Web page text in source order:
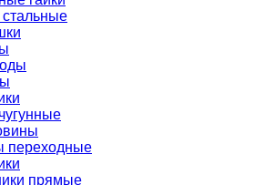
переходные
прямые